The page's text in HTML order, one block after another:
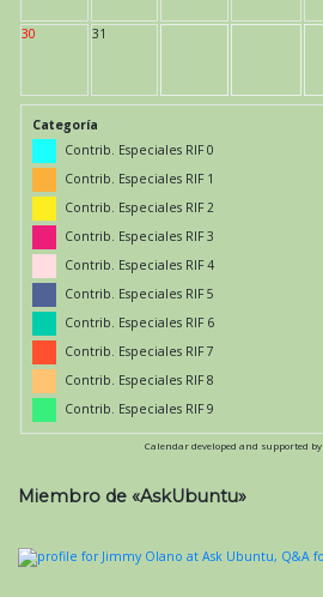
30 31
Categoría
Contrib. Especiales RIF 0
Contrib. Especiales RIF 1
Contrib. Especiales RIF 2
Contrib. Especiales RIF 3
Contrib. Especiales RIF 4
Contrib. Especiales RIF 5
Contrib. Especiales RIF 6
Contrib. Especiales RIF 7
Contrib. Especiales RIF 8
Contrib. Especiales RIF 9
Calendar developed and supported by
Miembro de «AskUbuntu»